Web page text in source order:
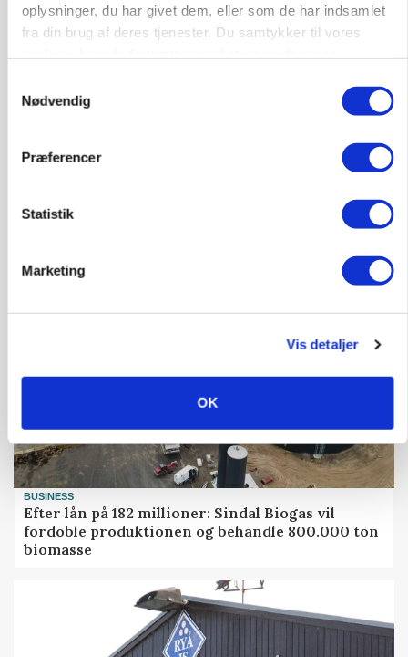
oplysninger, du har givet dem, eller som de har indsamlet
fra din brug af deres tjenester. Du samtykker til vores
Nødvendig
Præferencer
Statistik
Marketing
Vis detaljer
OK
BUSINESS
Efter fire årtier: Familieejet vestjysk producent
af staldinventar får ny medejer
Største Manitou fik gammel vindmølle til at
BUSINESS
Efter lån på 182 millioner: Sindal Biogas vil
fordoble produktionen og behandle 800.000 ton
biomasse